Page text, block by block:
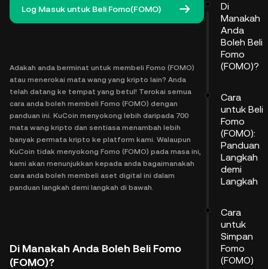
Log Masuk untuk Beli Fomo(FOMO)
Adakah anda berminat untuk membeli Fomo (FOMO)
atau menerokai mata wang yang kripto lain? Anda
telah datang ke tempat yang betul! Terokai semua
cara anda boleh membeli Fomo (FOMO) dengan
panduan ini. KuCoin menyokong lebih daripada 700
mata wang kripto dan sentiasa menambah lebih
banyak permata kripto ke platform kami. Walaupun
KuCoin tidak menyokong Fomo (FOMO) pada masa ini,
kami akan menunjukkan kepada anda bagaimanakah
cara anda boleh membeli aset digital ini dalam
panduan langkah demi langkah di bawah.
Di Manakah Anda Boleh Beli Fomo
(FOMO)?
Di
Manakah
Anda
Boleh Beli
Fomo
(FOMO)?
Cara
untuk Beli
Fomo
(FOMO):
Panduan
Langkah
demi
Langkah
Cara
untuk
Simpan
Fomo
(FOMO)